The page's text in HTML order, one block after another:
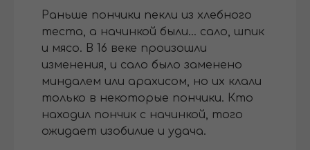
Раньше пончики пекли из хлебного
теста, а начинкой были… сало, шпик
и мясо. В 16 веке произошли
изменения, и сало было заменено
миндалем или арахисом, но их клали
только в некоторые пончики. Кто
находил пончик с начинкой, того
ожидает изобилие и удача.